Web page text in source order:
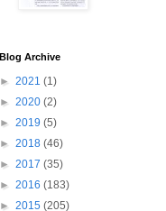
Blog Archive
► 2021 (1)
► 2020 (2)
► 2019 (5)
► 2018 (46)
► 2017 (35)
► 2016 (183)
► 2015 (205)